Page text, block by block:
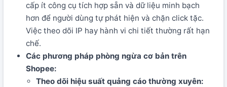
cấp ít công cụ tích hợp sẵn và dữ liệu minh bạch
hơn để người dùng tự phát hiện và chặn click tặc.
Việc theo dõi IP hay hành vi chi tiết thường rất hạn
chế.
Các phương pháp phòng ngừa cơ bản trên
Shopee:
Theo dõi hiệu suất quảng cáo thường xuyên: